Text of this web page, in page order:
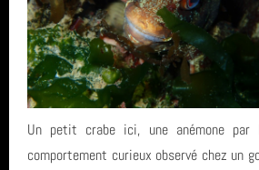
Un petit crabe ici, une anémone par
comportement curieux observé chez un